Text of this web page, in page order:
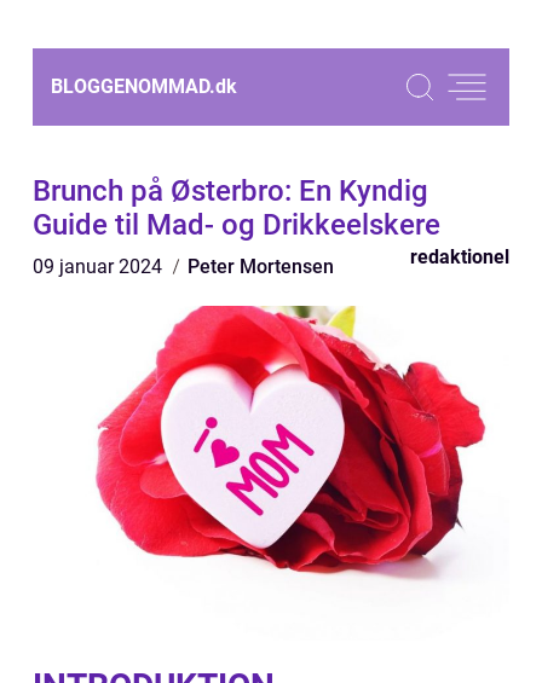
BLOGGENOMMAD.dk
Brunch på Østerbro: En Kyndig
Guide til Mad- og Drikkeelskere
09 januar 2024 Peter Mortensen redaktionel